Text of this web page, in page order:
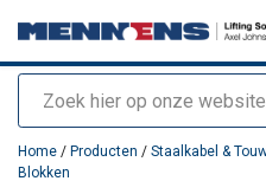
Zoeken
toegevoegd aan uw offerte
Home / Producten / Staalkabel &
Blokken